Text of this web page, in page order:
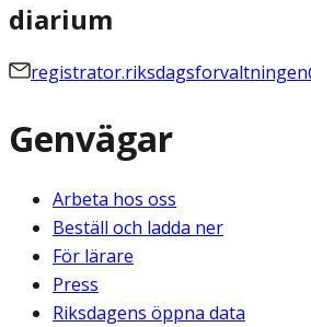
diarium
Genvägar
Arbeta hos oss
Beställ och ladda ner
För lärare
Press
Riksdagens öppna data